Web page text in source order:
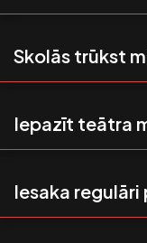
Skolās trūkst
Iepazīt teātra
Iesaka